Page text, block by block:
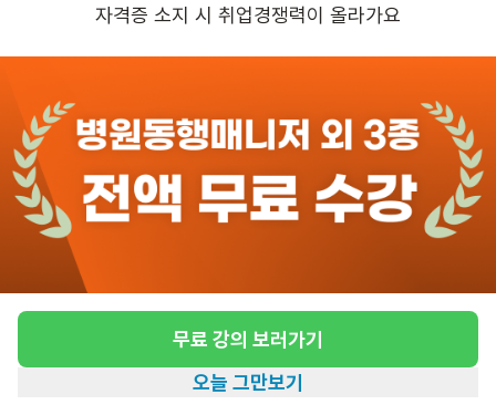
20시간전등록
자격증 소지 시 취업경쟁력이 올라가요
무료 강의 보러가기
오늘 그만보기